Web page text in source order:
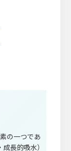
の一つであ
長的吸水）